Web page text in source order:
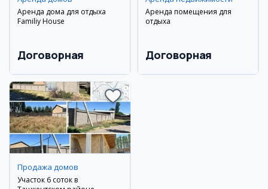
Аренда дома для отдыха
Familiy House
Договорная
Аренда помещения для
отдыха
Договорная
Продажа домов
Участок 6 соток в